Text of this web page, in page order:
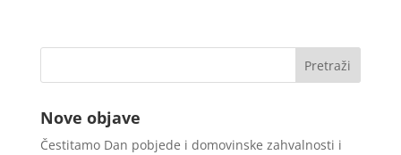
Nove objave
Čestitamo Dan pobjede i domovinske zahvalnosti i